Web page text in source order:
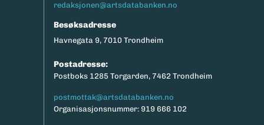
redaksjonen@artsdatabanken.no
Besøksadresse
Havnegata 9, 7010 Trondheim
Postadresse:
Postboks 1285 Torgarden, 7462 Trondheim
postmottak@artsdatabanken.no
Organisasjonsnummer: 919 666 102